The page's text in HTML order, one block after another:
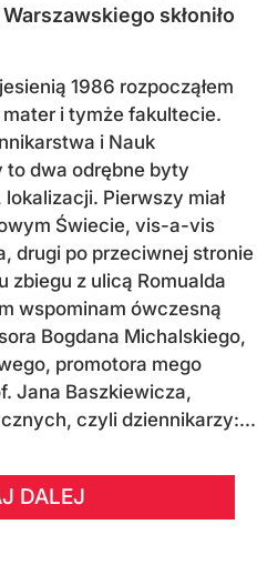
skłoniło
1986 rozpocząłem
i tymże fakultecie.
i Nauk
to dwa odrębne byty
Pierwszy miał
Świecie, vis-a-vis
drugi po przeciwnej stronie
zbiegu z ulicą Romualda
wspominam ówczesną
Bogdana Michalskiego,
promotora mego
Jana Baszkiewicza,
czyli dziennikarzy:...
DALEJ